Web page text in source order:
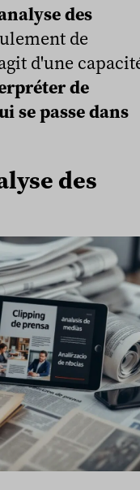
des
de
d'une
de
se passe dans
des